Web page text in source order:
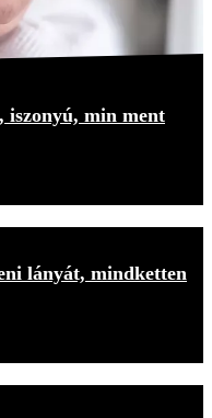
iszonyú, min ment
lányát, mindketten